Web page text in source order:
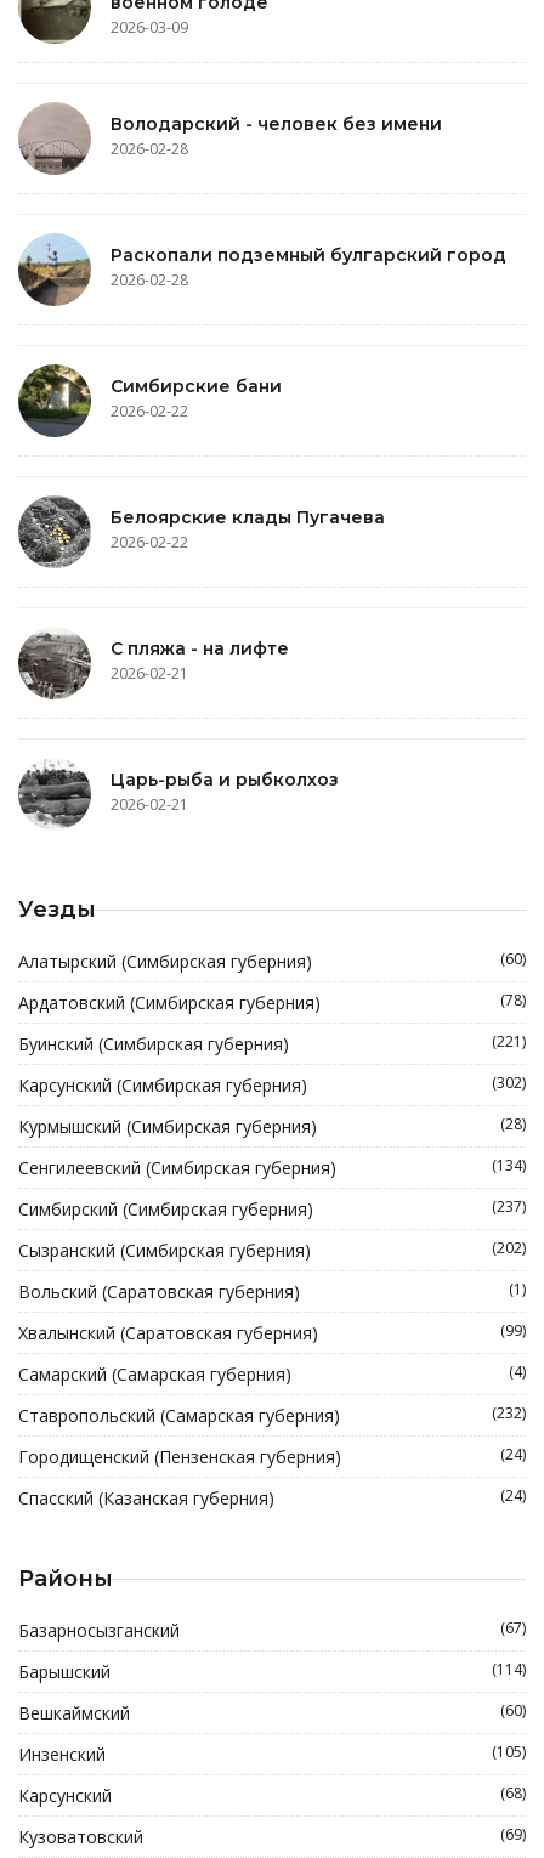
2026-03-09
Володарский - человек без имени
2026-02-28
Раскопали подземный булгарский город
2026-02-28
Симбирские бани
2026-02-22
Белоярские клады Пугачева
2026-02-22
С пляжа - на лифте
2026-02-21
Царь-рыба и рыбколхоз
2026-02-21
Уезды
Алатырский (Симбирская губерния) (60)
Ардатовский (Симбирская губерния) (78)
Буинский (Симбирская губерния) (221)
Карсунский (Симбирская губерния) (302)
Курмышский (Симбирская губерния) (28)
Сенгилеевский (Симбирская губерния) (134)
Симбирский (Симбирская губерния) (237)
Сызранский (Симбирская губерния) (202)
Вольский (Саратовская губерния) (1)
Хвалынский (Саратовская губерния) (99)
Самарский (Самарская губерния) (4)
Ставропольский (Самарская губерния) (232)
Городищенский (Пензенская губерния) (24)
Спасский (Казанская губерния) (24)
Районы
Базарносызганский (67)
Барышский (114)
Вешкаймский (60)
Инзенский (105)
Карсунский (68)
Кузоватовский (69)